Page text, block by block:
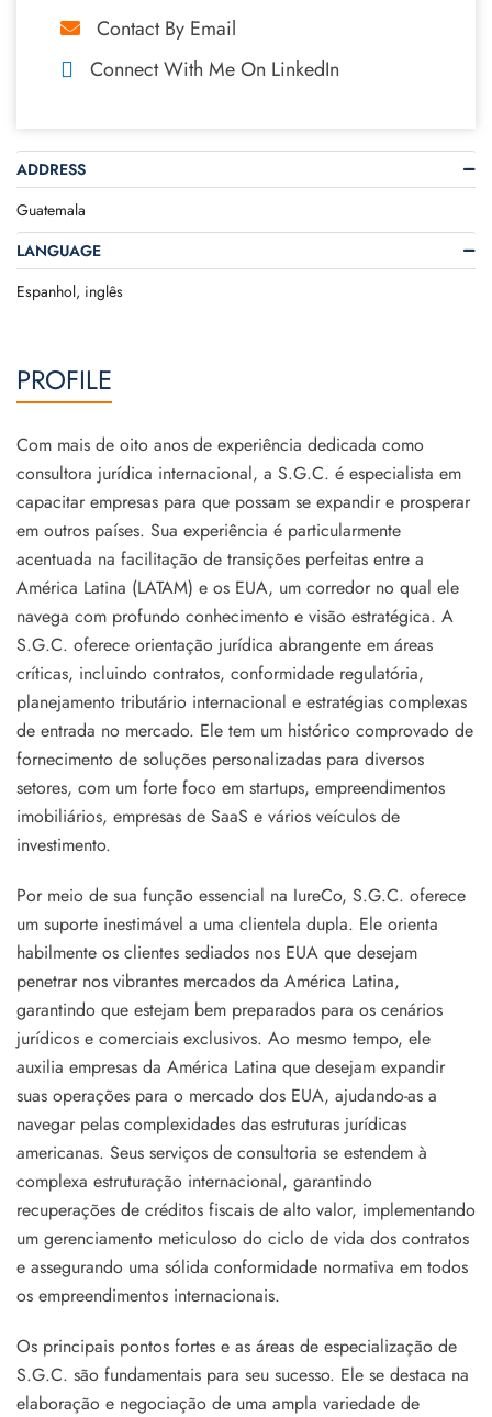
Contact By Email
Connect With Me On LinkedIn
ADDRESS
Guatemala
LANGUAGE
Espanhol, inglês
PROFILE
Com mais de oito anos de experiência dedicada como
consultora jurídica internacional, a S.G.C. é especialista em
capacitar empresas para que possam se expandir e prosperar
em outros países. Sua experiência é particularmente
acentuada na facilitação de transições perfeitas entre a
América Latina (LATAM) e os EUA, um corredor no qual ele
navega com profundo conhecimento e visão estratégica. A
S.G.C. oferece orientação jurídica abrangente em áreas
críticas, incluindo contratos, conformidade regulatória,
planejamento tributário internacional e estratégias complexas
de entrada no mercado. Ele tem um histórico comprovado de
fornecimento de soluções personalizadas para diversos
setores, com um forte foco em startups, empreendimentos
imobiliários, empresas de SaaS e vários veículos de
investimento.
Por meio de sua função essencial na IureCo, S.G.C. oferece
um suporte inestimável a uma clientela dupla. Ele orienta
habilmente os clientes sediados nos EUA que desejam
penetrar nos vibrantes mercados da América Latina,
garantindo que estejam bem preparados para os cenários
jurídicos e comerciais exclusivos. Ao mesmo tempo, ele
auxilia empresas da América Latina que desejam expandir
suas operações para o mercado dos EUA, ajudando-as a
navegar pelas complexidades das estruturas jurídicas
americanas. Seus serviços de consultoria se estendem à
complexa estruturação internacional, garantindo
recuperações de créditos fiscais de alto valor, implementando
um gerenciamento meticuloso do ciclo de vida dos contratos
e assegurando uma sólida conformidade normativa em todos
os empreendimentos internacionais.
Os principais pontos fortes e as áreas de especialização de
S.G.C. são fundamentais para seu sucesso. Ele se destaca na
elaboração e negociação de uma ampla variedade de